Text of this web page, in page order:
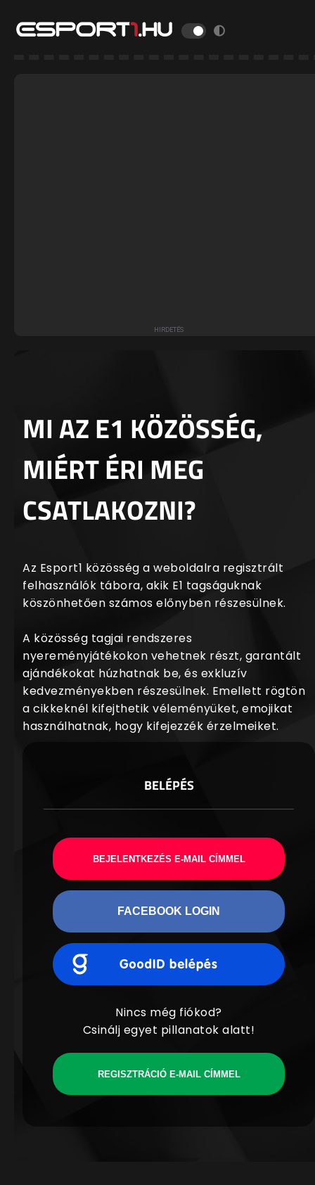
MI AZ E1 KÖZÖSSÉG,
MIÉRT ÉRI MEG
CSATLAKOZNI?
Az Esport1 közösség a weboldalra regisztrált
felhasználók tábora, akik E1 tagságuknak
köszönhetően számos előnyben részesülnek.
A közösség tagjai rendszeres
nyereményjátékokon vehetnek részt, garantált
ajándékokat húzhatnak be, és exkluzív
kedvezményekben részesülnek. Emellett rögtön
a cikkeknél kifejthetik véleményüket, emojikat
használhatnak, hogy kifejezzék érzelmeiket.
BELÉPÉS
BEJELENTKEZÉS E-MAIL CÍMMEL
FACEBOOK LOGIN
Nincs még fiókod?
Csinálj egyet pillanatok alatt!
REGISZTRÁCIÓ E-MAIL CÍMMEL